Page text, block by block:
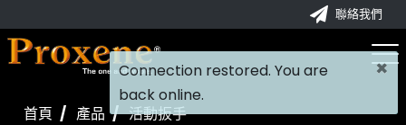
聯絡我們
首頁 產品
活動扳手
×
Connection restored. You are
back online.